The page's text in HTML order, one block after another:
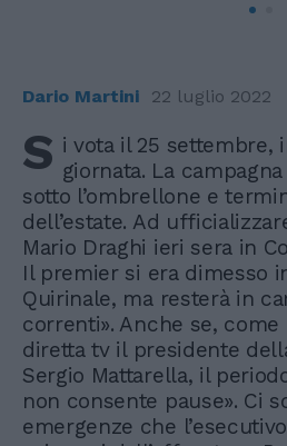
Dario Martini 22 luglio 2022
S i vota il 25 settembre,
giornata. La
sotto l’ombrellone e
dell’estate. Ad
Mario Draghi ieri sera in
Il premier si era dimesso
Quirinale, ma resterà in
correnti». Anche se, come
diretta tv il presidente
Sergio Mattarella, il
non consente pause». Ci
emergenze che